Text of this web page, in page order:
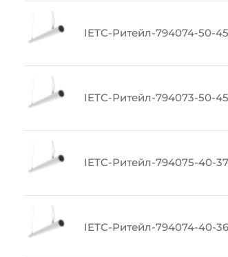
IETC-Ритейл-794074-50-
IETC-Ритейл-794073-50-
IETC-Ритейл-794075-40-
IETC-Ритейл-794074-40-